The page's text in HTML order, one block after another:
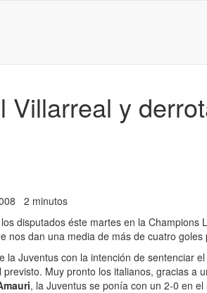
Villarreal y
2 minutos
disputados éste martes en la
nos dan una media de más de cuatro
la Juventus con la intención de sentenciar
Muy pronto los italianos, gracias a
, la Juventus se ponía con un 2-0 en el